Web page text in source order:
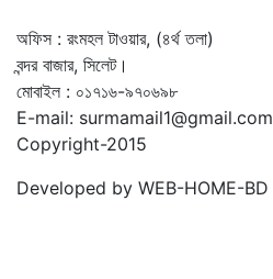
অফিস : রংমহল টাওয়ার, (৪র্থ তলা)
বন্দর বাজার, সিলেট।
মোবাইল : ০১৭১৬-৯৭০৬৯৮
E-mail: surmamail1@gmail.com
Copyright-2015
Developed by WEB-HOME-BD